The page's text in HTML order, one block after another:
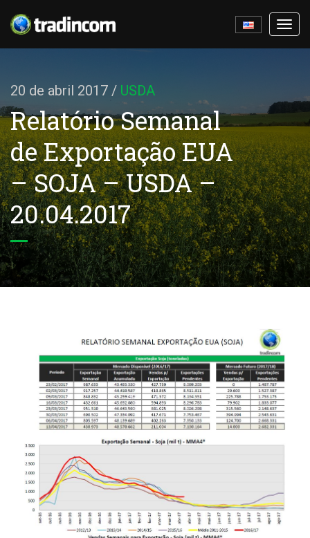
20 de abril 2017 / USDA
Relatório Semanal
de Exportação EUA
– SOJA – USDA –
20.04.2017